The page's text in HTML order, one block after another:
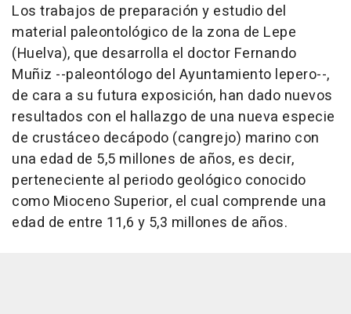
Los trabajos de preparación y estudio del
material paleontológico de la zona de Lepe
(Huelva), que desarrolla el doctor Fernando
Muñiz --paleontólogo del Ayuntamiento lepero--,
de cara a su futura exposición, han dado nuevos
resultados con el hallazgo de una nueva especie
de crustáceo decápodo (cangrejo) marino con
una edad de 5,5 millones de años, es decir,
perteneciente al periodo geológico conocido
como Mioceno Superior, el cual comprende una
edad de entre 11,6 y 5,3 millones de años.